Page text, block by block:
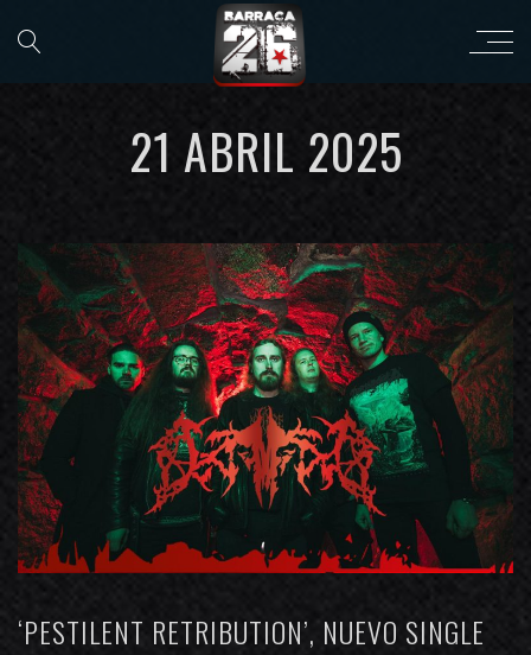
21 ABRIL 2025
‘PESTILENT RETRIBUTION’, NUEVO SINGLE